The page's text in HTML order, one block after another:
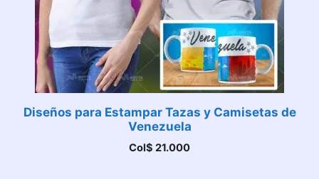
Diseños para Estampar Tazas y Camisetas de
Venezuela
Col$ 21.000